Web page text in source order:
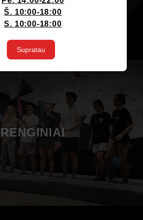
RENGINIAI
Š. 10:00-18:00
S. 10:00-18:00
Supratau